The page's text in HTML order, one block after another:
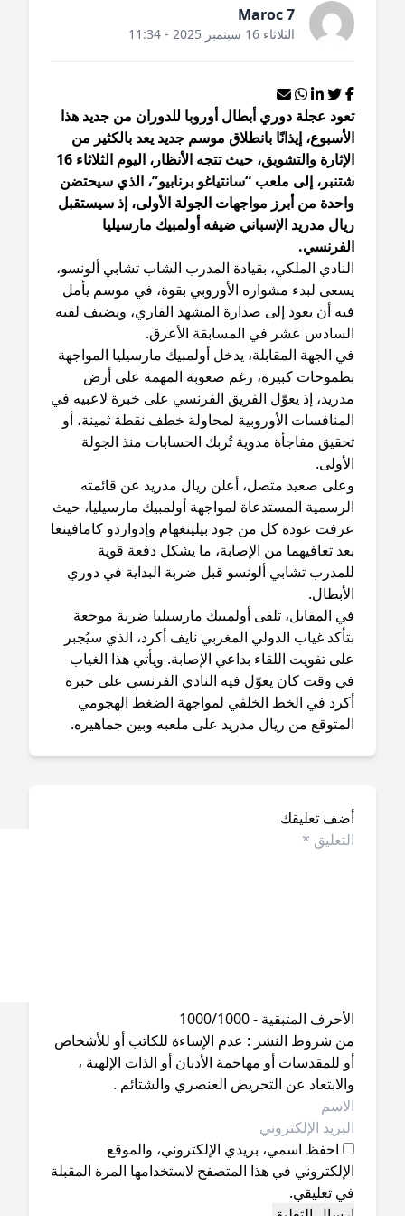
Maroc 7
الثلاثاء 16 سبتمبر 2025 - 11:34
عجلة دوري أبطال أوروبا للدوران من جديد هذا
إيذانًا بانطلاق موسم جديد يعد بالكثير من
الإثارة والتشويق، حيث تتجه الأنظار، اليوم الثلاثاء 16
إلى ملعب “سانتياغو برنابيو”، الذي سيحتضن
من أبرز مواجهات الجولة الأولى، إذ سيستقبل
مدريد الإسباني ضيفه أولمبيك مارسيليا
الملكي، بقيادة المدرب الشاب تشابي ألونسو،
لبدء مشواره الأوروبي بقوة، في موسم يأمل
أن يعود إلى صدارة المشهد القاري، ويضيف لقبه
عشر في المسابقة الأعرق.
الجهة المقابلة، يدخل أولمبيك مارسيليا المواجهة
كبيرة، رغم صعوبة المهمة على أرض
إذ يعوّل الفريق الفرنسي على خبرة لاعبيه في
الأوروبية لمحاولة خطف نقطة ثمينة، أو
مفاجأة مدوية تُربك الحسابات منذ الجولة
صعيد متصل، أعلن ريال مدريد عن قائمته
المستدعاة لمواجهة أولمبيك مارسيليا، حيث
عودة كل من جود بيلينغهام وإدواردو كامافينغا
تعافيهما من الإصابة، ما يشكل دفعة قوية
تشابي ألونسو قبل ضربة البداية في دوري
المقابل، تلقى أولمبيك مارسيليا ضربة موجعة
غياب الدولي المغربي نايف أكرد، الذي سيُجبر
تفويت اللقاء بداعي الإصابة. ويأتي هذا الغياب
وقت كان يعوّل فيه النادي الفرنسي على خبرة
في الخط الخلفي لمواجهة الضغط الهجومي
من ريال مدريد على ملعبه وبين جماهيره.
تعليقك
المتبقية - 1000/1000
شروط النشر : عدم الإساءة للكاتب أو للأشخاص
للمقدسات أو مهاجمة الأديان أو الذات الإلهية ،
عن التحريض العنصري والشتائم .
احفظ اسمي، بريدي الإلكتروني، والموقع
في هذا المتصفح لاستخدامها المرة المقبلة
تعليقي.